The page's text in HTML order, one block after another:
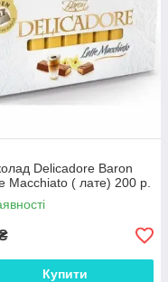
Delicadore Baron
Macchiato ( лате) 200 р.
Купити